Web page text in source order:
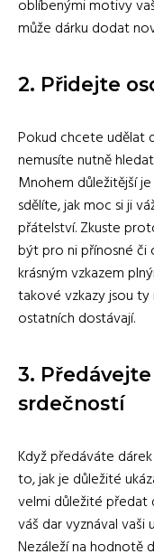
oblíbenými motivy
může dárku dodat
2. Přidejte
Pokud chcete udělat
nemusíte nutně
Mnohem důležitější
sdělíte, jak moc si ji
přátelství. Zkuste
být pro ni přínosné
krásným vzkazem
takové vzkazy jsou
ostatních dostávají.
3.
srdečností
Když předáváte
to, jak je důležité
velmi důležité předat
váš dar vyznával vaši
Nezáleží na hodnotě